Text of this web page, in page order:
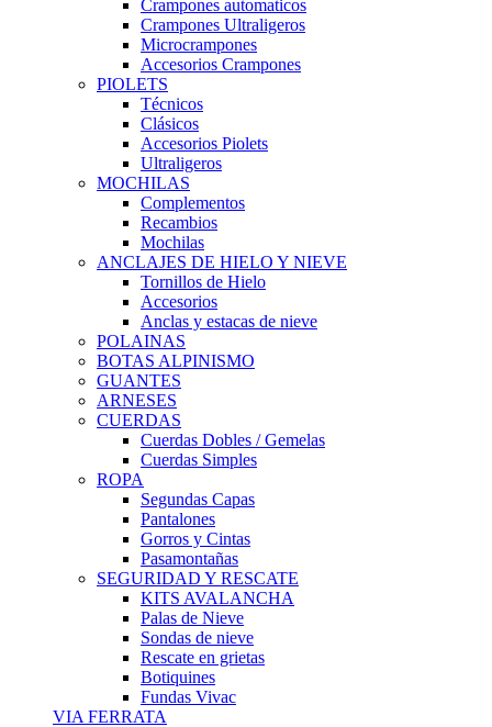
Crampones automaticos
Crampones Ultraligeros
Microcrampones
Accesorios Crampones
PIOLETS
Técnicos
Clásicos
Accesorios Piolets
Ultraligeros
MOCHILAS
Complementos
Recambios
Mochilas
ANCLAJES DE HIELO Y NIEVE
Tornillos de Hielo
Accesorios
Anclas y estacas de nieve
POLAINAS
BOTAS ALPINISMO
GUANTES
ARNESES
CUERDAS
Cuerdas Dobles / Gemelas
Cuerdas Simples
ROPA
Segundas Capas
Pantalones
Gorros y Cintas
Pasamontañas
SEGURIDAD Y RESCATE
KITS AVALANCHA
Palas de Nieve
Sondas de nieve
Rescate en grietas
Botiquines
Fundas Vivac
VIA FERRATA